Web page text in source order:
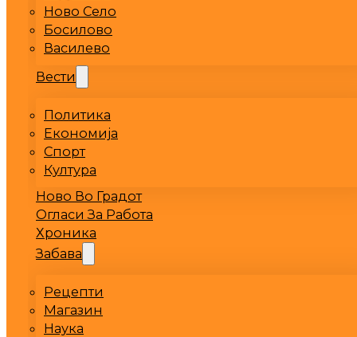
Ново Село
Босилово
Василево
Вести
Политика
Економија
Спорт
Култура
Ново Во Градот
Огласи За Работа
Хроника
Забава
Рецепти
Магазин
Наука